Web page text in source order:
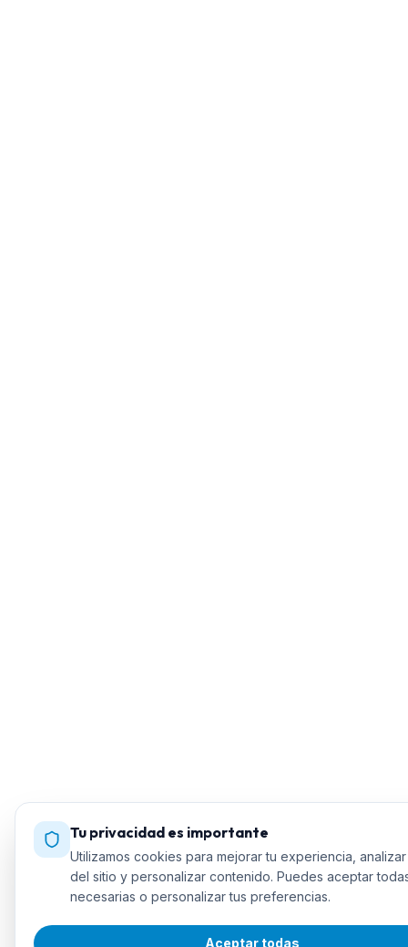
Tu privacidad es importante
Utilizamos cookies para mejorar tu experiencia,
del sitio y personalizar contenido. Puedes aceptar
necesarias o personalizar tus preferencias.
Aceptar todas